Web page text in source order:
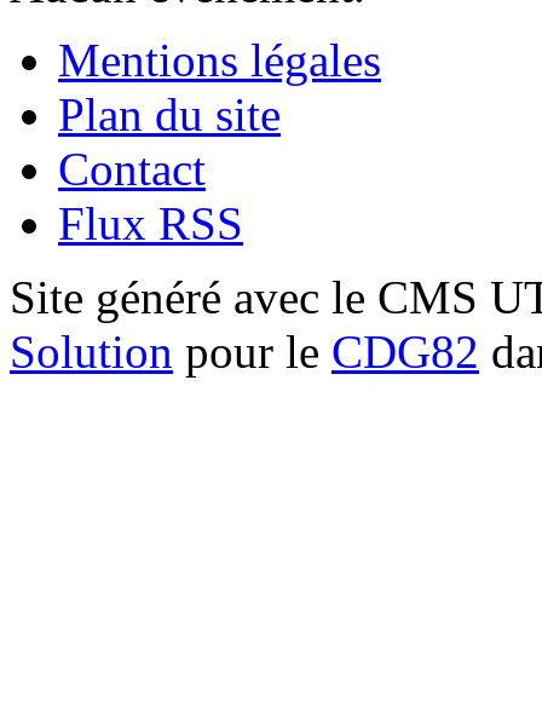
Mentions légales
Plan du site
Contact
Flux RSS
Site généré avec le CMS
Solution pour le CDG82